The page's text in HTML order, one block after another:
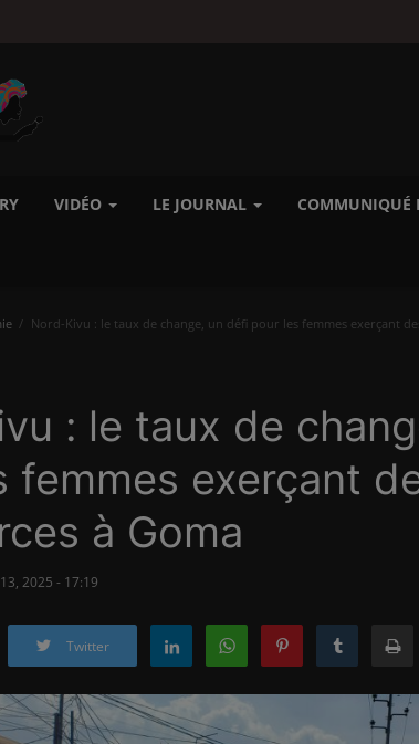
VIDÉO LE JOURNAL COMMUNIQUÉ
Nord-Kivu : le taux de change, un défi pour les femmes exerçant
: le taux de
femmes exerçant
à Goma
2025 - 17:19
Twitter